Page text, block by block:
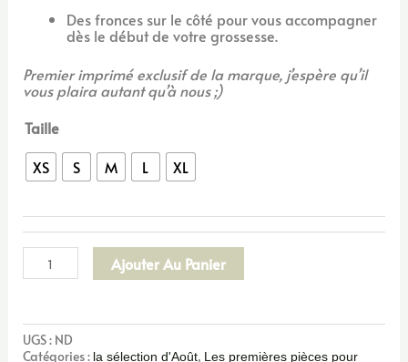
Des fronces sur le côté pour vous accompagner
dès le début de votre grossesse.
Premier imprimé exclusif de la marque, j’espère qu’il
vous plaira autant qu’à nous ;)
Taille
XS
S M L XL
Ajouter Au Panier
UGS : ND
Catégories : la sélection d'Août, Les premières pièces pour